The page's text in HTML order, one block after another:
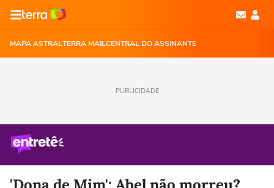
MAPA ASTRALTERRA MAILCENTRAL DO ASSINANTE
PUBLICIDADE